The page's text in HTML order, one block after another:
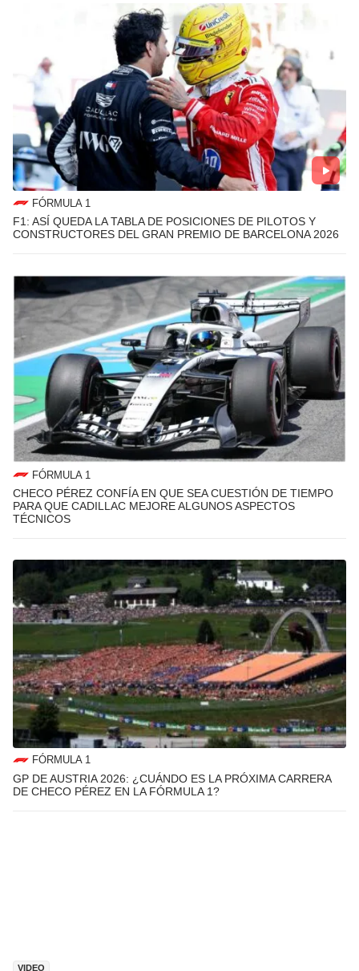
FÓRMULA 1
F1: ASÍ QUEDA LA TABLA DE POSICIONES DE PILOTOS Y
CONSTRUCTORES DEL GRAN PREMIO DE BARCELONA 2026
FÓRMULA 1
CHECO PÉREZ CONFÍA EN QUE SEA CUESTIÓN DE TIEMPO
PARA QUE CADILLAC MEJORE ALGUNOS ASPECTOS
TÉCNICOS
FÓRMULA 1
GP DE AUSTRIA 2026: ¿CUÁNDO ES LA PRÓXIMA CARRERA
DE CHECO PÉREZ EN LA FÓRMULA 1?
VIDEO